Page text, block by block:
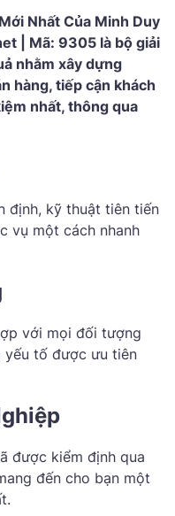
Nhất Của Minh Duy
| Mã: 9305 là bộ giải
nhằm xây dựng
hàng, tiếp cận khách
nhất, thông qua
định, kỹ thuật tiên tiến
vụ một cách nhanh
với mọi đối tượng
yếu tố được ưu tiên
được kiểm định qua
đến cho bạn một